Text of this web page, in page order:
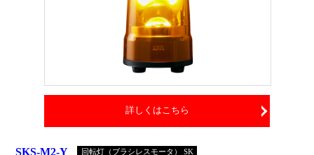
詳しくはこちら
SKS-M2-Y 回転灯（ブラシレスモータ） SK